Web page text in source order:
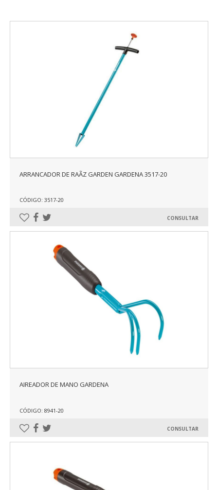
ARRANCADOR DE RAÃ­Z GARDEN GARDENA 3517-20
CÓDIGO: 3517-20
CONSULTAR
AIREADOR DE MANO GARDENA
CÓDIGO: 8941-20
CONSULTAR